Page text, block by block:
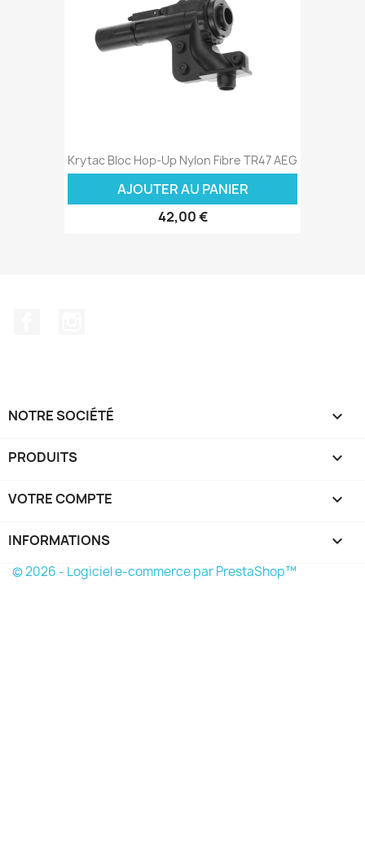
Krytac Bloc Hop-Up Nylon Fibre TR47 AEG
AJOUTER AU PANIER
42,00 €
NOTRE SOCIÉTÉ 
PRODUITS 
VOTRE COMPTE 
INFORMATIONS keyboard_arrow_down
© 2026 - Logiciel e-commerce par PrestaShop™